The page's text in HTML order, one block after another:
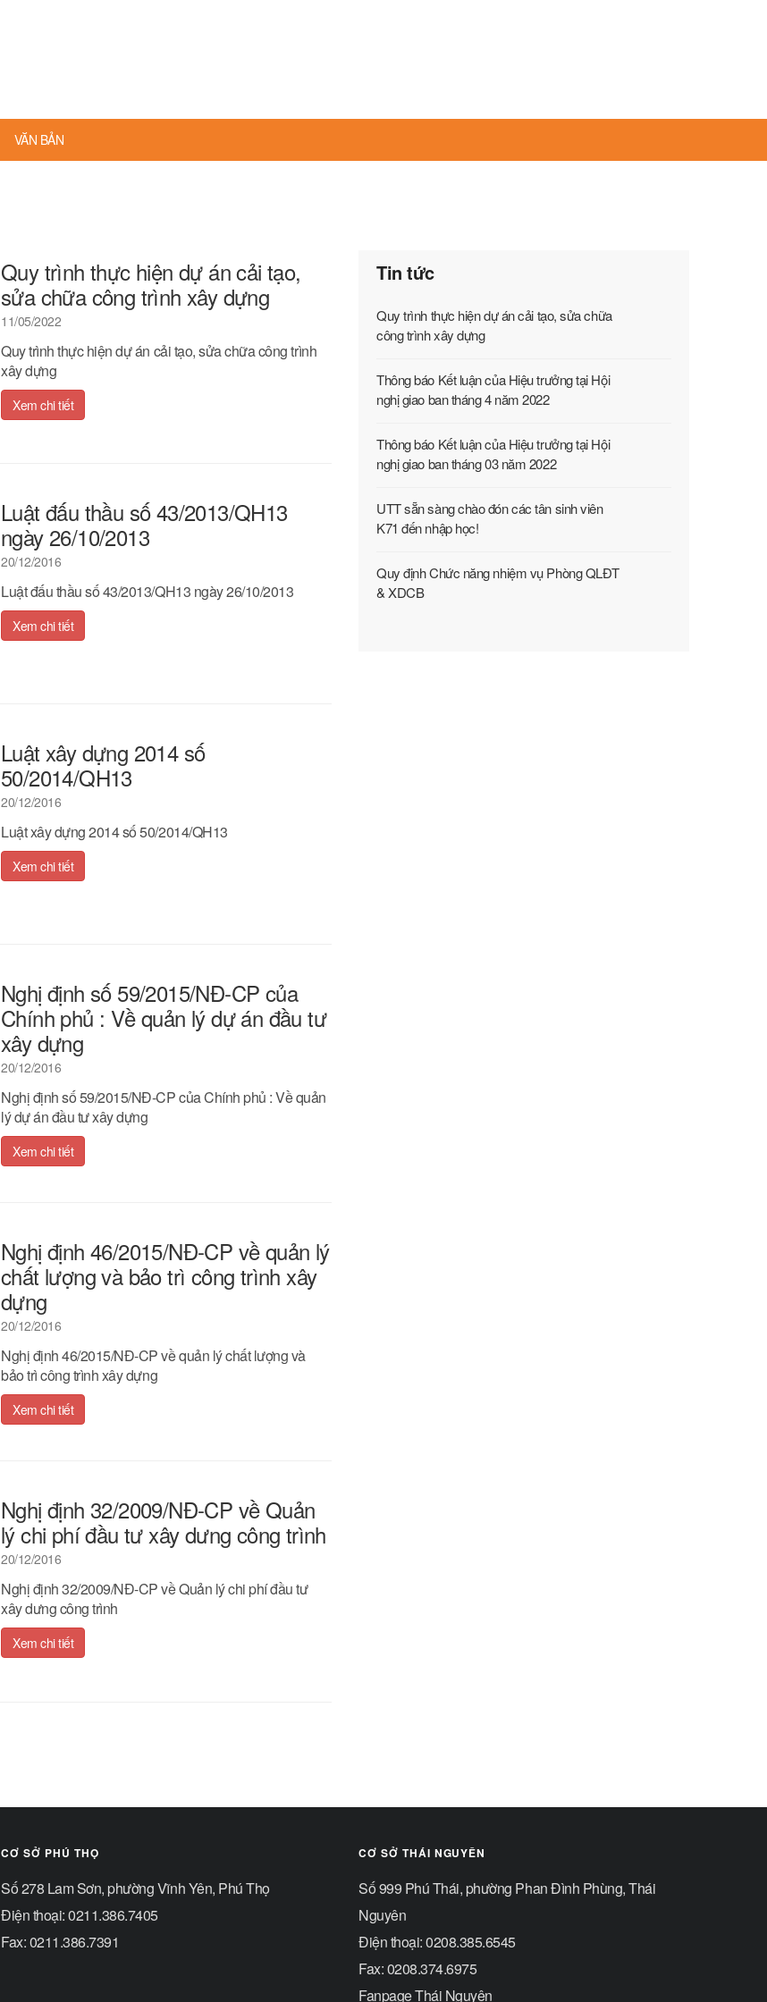
VĂN BẢN
Quy trình thực hiện dự án cải tạo,
sửa chữa công trình xây dựng
11/05/2022
Quy trình thực hiện dự án cải tạo, sửa chữa công trình
xây dựng
Xem chi tiết
Luật đấu thầu số 43/2013/QH13
ngày 26/10/2013
20/12/2016
Luật đấu thầu số 43/2013/QH13 ngày 26/10/2013
Xem chi tiết
Luật xây dựng 2014 số
50/2014/QH13
20/12/2016
Luật xây dựng 2014 số 50/2014/QH13
Xem chi tiết
Nghị định số 59/2015/NĐ-CP của
Chính phủ : Về quản lý dự án đầu tư
xây dựng
20/12/2016
Nghị định số 59/2015/NĐ-CP của Chính phủ : Về quản
lý dự án đầu tư xây dựng
Xem chi tiết
Nghị định 46/2015/NĐ-CP về quản lý
chất lượng và bảo trì công trình xây
dựng
20/12/2016
Nghị định 46/2015/NĐ-CP về quản lý chất lượng và
bảo trì công trình xây dựng
Xem chi tiết
Nghị định 32/2009/NĐ-CP về Quản
lý chi phí đầu tư xây dưng công trình
20/12/2016
Nghị định 32/2009/NĐ-CP về Quản lý chi phí đầu tư
xây dưng công trình
Xem chi tiết
Tin tức
Quy trình thực hiện dự án cải tạo, sửa chữa
công trình xây dựng
Thông báo Kết luận của Hiệu trưởng tại Hội
nghị giao ban tháng 4 năm 2022
Thông báo Kết luận của Hiệu trưởng tại Hội
nghị giao ban tháng 03 năm 2022
UTT sẵn sàng chào đón các tân sinh viên
K71 đến nhập học!
Quy định Chức năng nhiệm vụ Phòng QLĐT
& XDCB
CƠ SỞ PHÚ THỌ
Số 278 Lam Sơn, phường Vĩnh Yên, Phú Thọ
Điện thoại: 0211.386.7405
Fax: 0211.386.7391
CƠ SỞ THÁI NGUYÊN
Số 999 Phú Thái, phường Phan Đình Phùng, Thái
Nguyên
Điện thoại: 0208.385.6545
Fax: 0208.374.6975
Fanpage Thái Nguyên